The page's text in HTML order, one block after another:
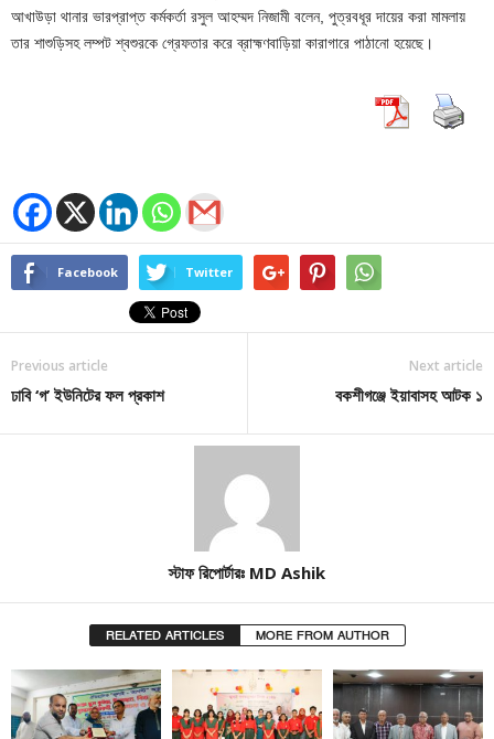
আখাউড়া থানার ভারপ্রাপ্ত কর্মকর্তা রসুল আহম্মদ নিজামী বলেন, পুত্রবধূর দায়ের করা মামলায়
তার শাশুড়িসহ লম্পট শ্বশুরকে গ্রেফতার করে ব্রাহ্মণবাড়িয়া কারাগারে পাঠানো হয়েছে।
Facebook Twitter
Previous article
ঢাবি ‘গ’ ইউনিটের ফল প্রকাশ
Next article
বকশীগঞ্জে ইয়াবাসহ আটক ১
স্টাফ রিপোর্টারঃ MD Ashik
RELATED ARTICLES MORE FROM AUTHOR